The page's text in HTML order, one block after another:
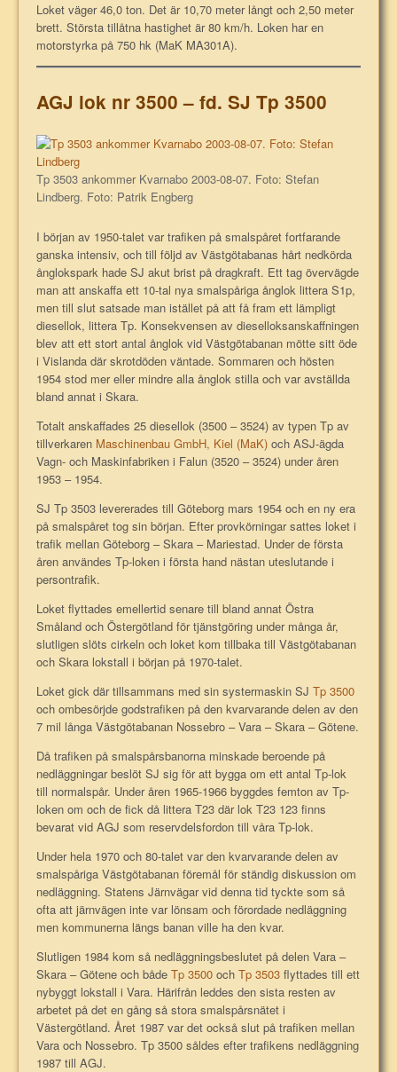
Loket väger 46,0 ton. Det är 10,70 meter långt och 2,50 meter
brett. Största tillåtna hastighet är 80 km/h. Loken har en
motorstyrka på 750 hk (MaK MA301A).
AGJ lok nr 3500 – fd. SJ Tp 3500
Tp 3503 ankommer Kvarnabo 2003-08-07. Foto: Stefan
Lindberg. Foto: Patrik Engberg
I början av 1950-talet var trafiken på smalspåret fortfarande
ganska intensiv, och till följd av Västgötabanas hårt nedkörda
ånglokspark hade SJ akut brist på dragkraft. Ett tag övervägde
man att anskaffa ett 10-tal nya smalspåriga ånglok littera S1p,
men till slut satsade man istället på att få fram ett lämpligt
diesellok, littera Tp. Konsekvensen av dieselloksanskaffningen
blev att ett stort antal ånglok vid Västgötabanan mötte sitt öde
i Vislanda där skrotdöden väntade. Sommaren och hösten
1954 stod mer eller mindre alla ånglok stilla och var avställda
bland annat i Skara.
Totalt anskaffades 25 diesellok (3500 – 3524) av typen Tp av
tillverkaren Maschinenbau GmbH, Kiel (MaK) och ASJ-ägda
Vagn- och Maskinfabriken i Falun (3520 – 3524) under åren
1953 – 1954.
SJ Tp 3503 levererades till Göteborg mars 1954 och en ny era
på smalspåret tog sin början. Efter provkörningar sattes loket i
trafik mellan Göteborg – Skara – Mariestad. Under de första
åren användes Tp-loken i första hand nästan uteslutande i
persontrafik.
Loket flyttades emellertid senare till bland annat Östra
Småland och Östergötland för tjänstgöring under många år,
slutligen slöts cirkeln och loket kom tillbaka till Västgötabanan
och Skara lokstall i början på 1970-talet.
Loket gick där tillsammans med sin systermaskin SJ Tp 3500
och ombesörjde godstrafiken på den kvarvarande delen av den
7 mil långa Västgötabanan Nossebro – Vara – Skara – Götene.
Då trafiken på smalspårsbanorna minskade beroende på
nedläggningar beslöt SJ sig för att bygga om ett antal Tp-lok
till normalspår. Under åren 1965-1966 byggdes femton av Tp-
loken om och de fick då littera T23 där lok T23 123 finns
bevarat vid AGJ som reservdelsfordon till våra Tp-lok.
Under hela 1970 och 80-talet var den kvarvarande delen av
smalspåriga Västgötabanan föremål för ständig diskussion om
nedläggning. Statens Järnvägar vid denna tid tyckte som så
ofta att järnvägen inte var lönsam och förordade nedläggning
men kommunerna längs banan ville ha den kvar.
Slutligen 1984 kom så nedläggningsbeslutet på delen Vara –
Skara – Götene och både Tp 3500 och Tp 3503 flyttades till ett
nybyggt lokstall i Vara. Härifrån leddes den sista resten av
arbetet på det en gång så stora smalspårsnätet i
Västergötland. Året 1987 var det också slut på trafiken mellan
Vara och Nossebro. Tp 3500 såldes efter trafikens nedläggning
1987 till AGJ.